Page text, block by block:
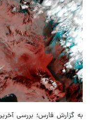
به گزارش فارس؛ بررسی